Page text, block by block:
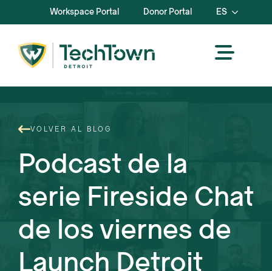
Workspace Portal Donor Portal ES
VOLVER AL BLOG
Podcast de la
serie Fireside Chat
de los viernes de
Launch Detroit